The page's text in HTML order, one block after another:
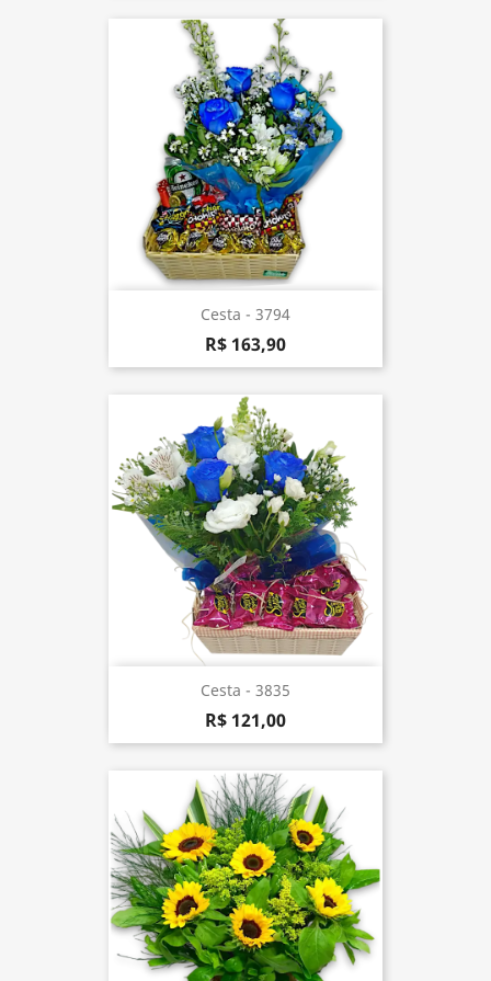
Cesta - 3794
R$ 163,90
Cesta - 3835
R$ 121,00